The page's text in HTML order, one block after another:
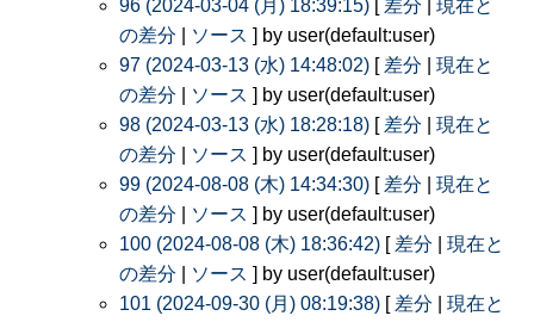
96 (2024-03-04 (月) 18:39:15) [ 差分
現在と
の差分
ソース ] by user(default:user)
97 (2024-03-13 (水) 14:48:02) [ 差分
現在と
の差分
ソース ] by user(default:user)
98 (2024-03-13 (水) 18:28:18) [ 差分
現在と
の差分
ソース ] by user(default:user)
99 (2024-08-08 (木) 14:34:30) [ 差分
現在と
の差分
ソース ] by user(default:user)
100 (2024-08-08 (木) 18:36:42) [ 差分
現在と
の差分
ソース ] by user(default:user)
101 (2024-09-30 (月) 08:19:38) [ 差分
現在と